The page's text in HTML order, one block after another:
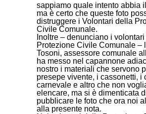
sappiamo quale intento abbia
ma è certo che queste foto
distruggere i Volontari della
Civile Comunale.
Inoltre – denunciano i
Protezione Civile Comunale –
Tosoni, assessore comunale
ha messo nel capannone
nostro i materiali che servono
presepe vivente, i cassonetti, i
carnevale e altro che non
elencare, ma si è dimenticata
pubblicare le foto che ora noi
alla presente nota.